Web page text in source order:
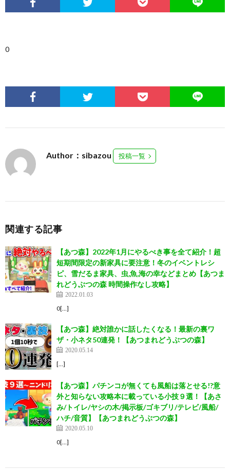
0
Author：sibazou 投稿一覧
関連する記事
【あつ森】2022年1月にやるべき事を全て紹介！超
短期間限定の新家具に要注意！冬のイベントレシ
ピ、雪だるま家具、虫,魚,海の幸などまとめ【あつま
れどうぶつの森 時間操作なし攻略】
2022.01.03
0[…]
【あつ森】絶対誰かに話したくなる！最新の裏ワ
ザ・小ネタ50連発！【あつまれどうぶつの森】
2020.05.14
[…]
【あつ森】パチンコが無くても風船は落とせる!?意
外と知らない攻略本に載っている小技９選！【あさ
み/トイレ/ヤシの木/掲示板/ゴキブリ/テレビ/風船/
ハチ/音質】【あつまれどうぶつの森】
2020.05.10
0[…]